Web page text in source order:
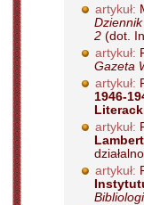
artykuł:
2 (dot.
artykuł:
Gazeta
artykuł:
1946-
artykuł:
artykuł: